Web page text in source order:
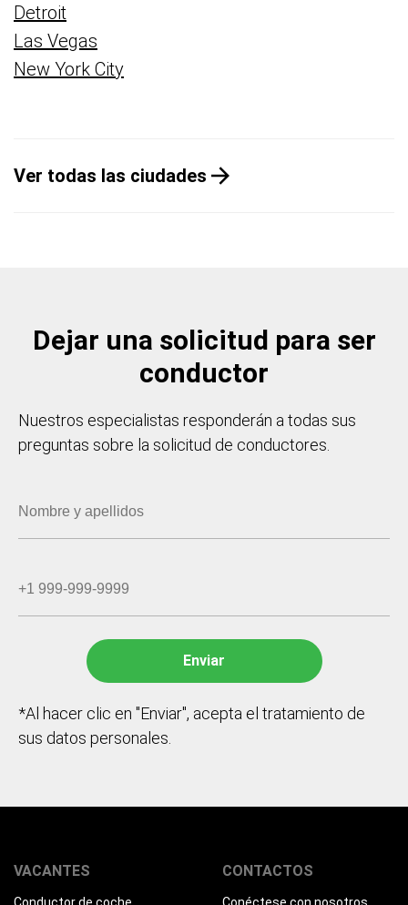
Detroit
Las Vegas
New York City
Ver todas las ciudades
Dejar una solicitud para ser
conductor
Nuestros especialistas responderán a todas sus
preguntas sobre la solicitud de conductores.
*Al hacer clic en "Enviar", acepta el tratamiento de
sus datos personales.
VACANTES CONTACTOS